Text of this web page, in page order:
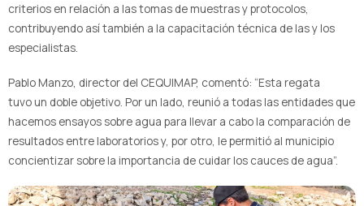
criterios en relación a las tomas de muestras y protocolos,
contribuyendo así también a la capacitación técnica de las y los
especialistas.
Pablo Manzo, director del CEQUIMAP, comentó: “Esta regata
tuvo un doble objetivo. Por un lado, reunió a todas las entidades que
hacemos ensayos sobre agua para llevar a cabo la comparación de
resultados entre laboratorios y, por otro, le permitió al municipio
concientizar sobre la importancia de cuidar los cauces de agua”.